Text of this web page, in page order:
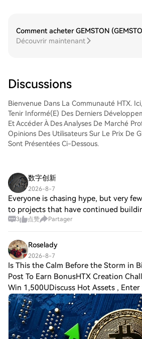
trading, d'exécuter vos trades et de les
suivre en temps réel. Nous offrons une
(SMH)Tradez facilement VanEck
Semiconductor ETF (SMH) sur le marché
Spot de HTX. Il vous suffit d'accéder à
expérience conviviale aux débutants
Comment acheter GEMSTON
Découvrir maintenant
Discussions
Bienvenue Dans La Communauté HTX.
Tenir Informé(e) Des Derniers
Et Accéder À Des Analyses De Marché
Opinions Des Utilisateurs Sur Le Prix De
Sont Présentées Ci-Dessous.
数字创新
2026-8-7
Everyone is chasing hype, but very
to projects that have continued
market cycle. Decred (DCR) is one of
3 点赞 Partager
Roselady
2026-8-7
Is This the Calm Before the Storm in
Post To Earn BonusHTX Creation
Win 1,500UDiscuss Hot Assets ,
While the recent sideways movement
caught the attention of investors, an